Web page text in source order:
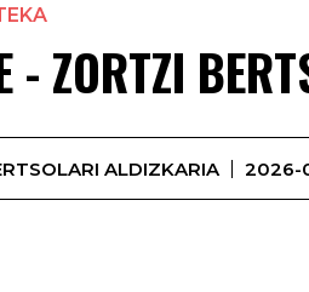
- ZORTZI
ALDIZKARIA 2026-